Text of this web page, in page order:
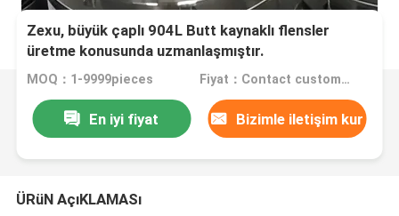
Zexu, büyük çaplı 904L Butt kaynaklı flensler
üretme konusunda uzmanlaşmıştır.
MOQ：1-9999pieces Fiyat：Contact customer service
En iyi fiyat Bizimle iletişim kur
ÜRüN AçıKLAMASı